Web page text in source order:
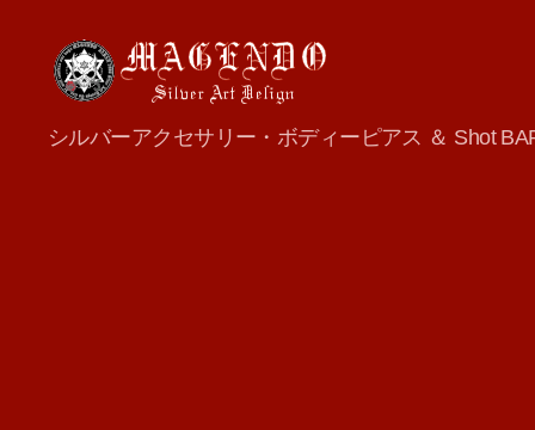
MAGENDO
JAPAN
シルバーアクセサリー・ボディーピアス ＆ Shot